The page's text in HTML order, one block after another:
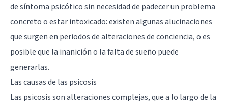
de síntoma psicótico sin necesidad de padecer un problema
concreto o estar intoxicado: existen algunas alucinaciones
que surgen en periodos de alteraciones de conciencia, o es
posible que la inanición o la falta de sueño puede
generarlas.
Las causas de las psicosis
Las psicosis son alteraciones complejas, que a lo largo de la